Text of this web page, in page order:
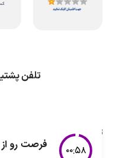
تلفن پشتیبانی:
تهران، طرشت شمالی، خ